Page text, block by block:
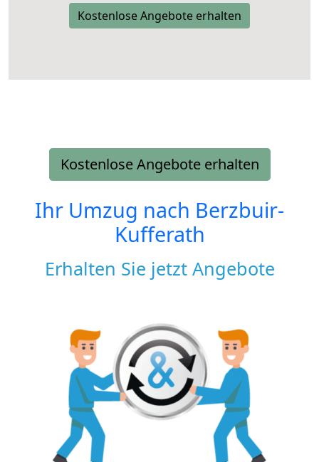
Kostenlose Angebote erhalten
Kostenlose Angebote erhalten
Ihr Umzug nach Berzbuir-
Kufferath
Erhalten Sie jetzt Angebote